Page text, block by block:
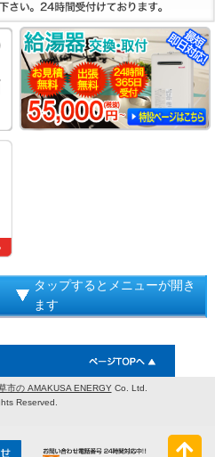
タップするとメニューが開き
ます
市の AMAKUSA ENERGYCo. Ltd.
Reserved.